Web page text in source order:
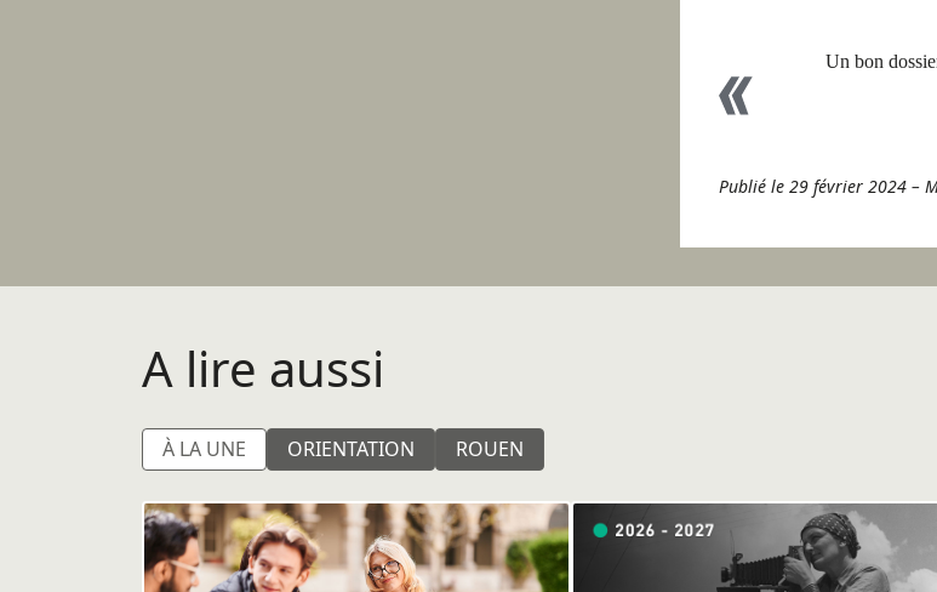
Un bon
Publié le 29 février 2024 –
A lire aussi
À LA UNE ORIENTATION ROUEN